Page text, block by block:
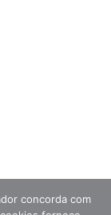
concorda com